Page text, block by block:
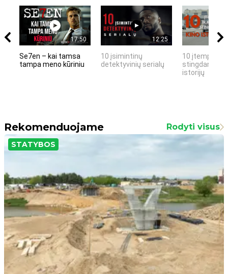
17:50
Se7en – kai tamsa
tampa meno kūriniu
12:25
10 įsimintinų
detektyvinių serialų
10 įtemptų,
stingdančių
istorijų
Rekomenduojame Rodyti visus
STATYBOS